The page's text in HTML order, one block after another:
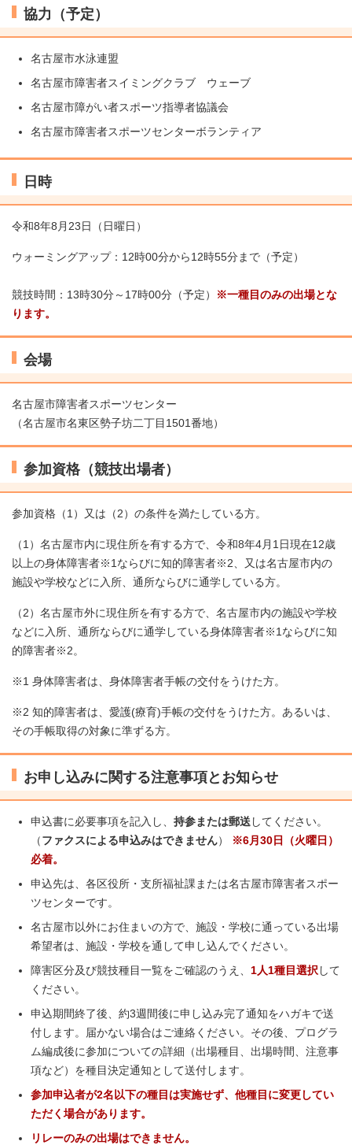
協力（予定）
名古屋市水泳連盟
名古屋市障害者スイミングクラブ ウェーブ
名古屋市障がい者スポーツ指導者協議会
名古屋市障害者スポーツセンターボランティア
日時
令和8年8月23日（日曜日）
ウォーミングアップ：12時00分から12時55分まで（予定）
競技時間：13時30分～17時00分（予定）
※一種目のみの出場とな
ります。
会場
名古屋市障害者スポーツセンター
（名古屋市名東区勢子坊二丁目1501番地）
参加資格（競技出場者）
参加資格（1）又は（2）の条件を満たしている方。
（1）名古屋市内に現住所を有する方で、令和8年4月1日現在12歳
以上の身体障害者※1ならびに知的障害者※2、又は名古屋市内の
施設や学校などに入所、通所ならびに通学している方。
（2）名古屋市外に現住所を有する方で、名古屋市内の施設や学校
などに入所、通所ならびに通学している身体障害者※1ならびに知
的障害者※2。
※1 身体障害者は、身体障害者手帳の交付をうけた方。
※2 知的障害者は、愛護(療育)手帳の交付をうけた方。あるいは、
その手帳取得の対象に準ずる方。
お申し込みに関する注意事項とお知らせ
申込書に必要事項を記入し、 持参または郵送 してください。
（ ファクスによる申込みはできません）
※6月30日（火曜日）
必着。
申込先は、各区役所・支所福祉課または名古屋市障害者スポー
ツセンターです。
名古屋市以外にお住まいの方で、施設・学校に通っている出場
希望者は、施設・学校を通して申し込んでください。
障害区分及び競技種目一覧をご確認のうえ、 1人1種目選択 して
ください。
申込期間終了後、約3週間後に申し込み完了通知をハガキで送
付します。届かない場合はご連絡ください。その後、プログラ
ム編成後に参加についての詳細（出場種目、出場時間、注意事
項など）を種目決定通知として送付します。
参加申込者が2名以下の種目は実施せず、他種目に変更してい
ただく場合があります。
リレーのみの出場はできません。